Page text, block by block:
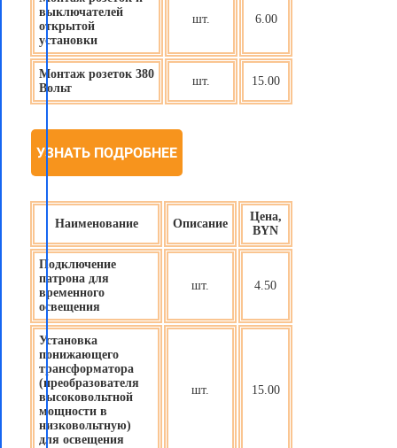
выключателей
открытой
установки
шт. 6.00
Монтаж розеток 380
Вольт
шт. 15.00
УЗНАТЬ ПОДРОБНЕЕ
Наименование Описание
Цена,
BYN
Подключение
патрона для
временного
освещения
шт. 4.50
Установка
понижающего
трансформатора
(преобразователя
высоковольтной
мощности в
низковольтную)
для освещения
шт. 15.00